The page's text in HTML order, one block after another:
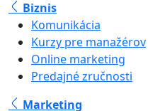
Biznis
Komunikácia
Kurzy pre manažérov
Online marketing
Predajné zručnosti
Marketing